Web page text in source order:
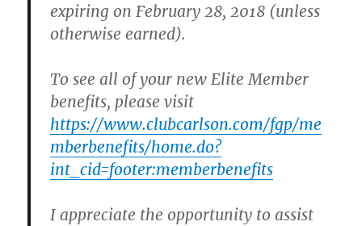
expiring on February 28, 2018 (unless
otherwise earned).
To see all of your new Elite Member
benefits, please visit
https://www.clubcarlson.com/fgp/me
mberbenefits/home.do?
int_cid=footer:memberbenefits
I appreciate the opportunity to assist